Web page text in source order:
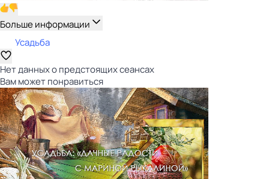
Больше информации
Усадьба
Нет данных о предстоящих сеансах
Вам может понравиться